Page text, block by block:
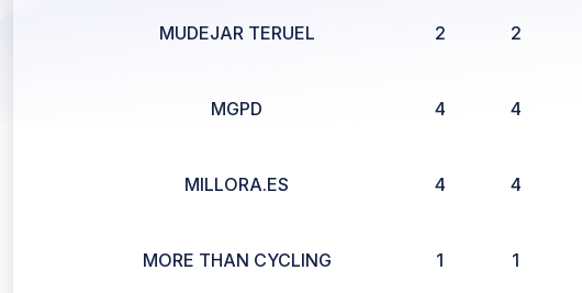
MUDEJAR TERUEL 2 2
MGPD 4 4
MILLORA.ES 4 4
MORE THAN CYCLING 1 1